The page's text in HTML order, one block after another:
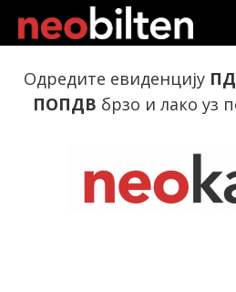
Претрага
Подаци
Одредите евиденцију
ПОПДВ брзо и лако уз